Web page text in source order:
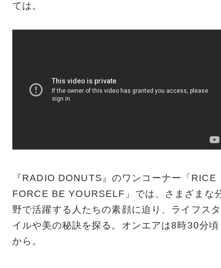
ては。
『RADIO DONUTS』のワンコーナー「RICE
FORCE BE YOURSELF」では、さまざまな
野で活躍する人たちの素顔に迫り、ライフスタ
イルや美の秘訣を探る。オンエアは8時30分頃
から。